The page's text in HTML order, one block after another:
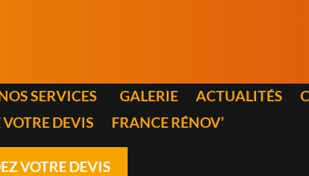
SERVICES GALERIE ACTUALITÉS
DEVIS
FRANCE RÉNOV’
VOTRE DEVIS